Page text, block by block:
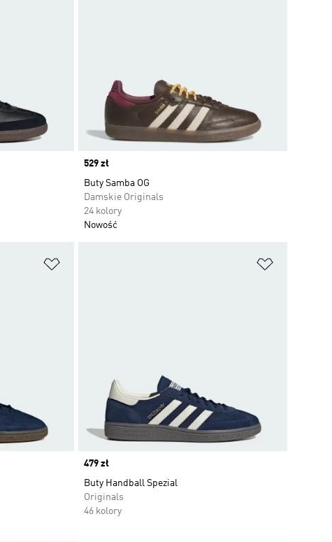
Price
529 zł
Buty Samba OG
Damskie Originals
24 kolory
Nowość
Price
479 zł
Buty Handball Spezial
Originals
46 kolory